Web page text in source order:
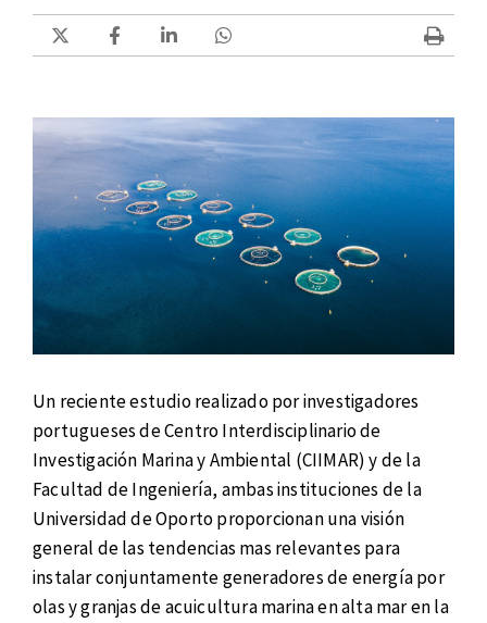
Un reciente estudio realizado por investigadores
portugueses de Centro Interdisciplinario de
Investigación Marina y Ambiental (CIIMAR) y de la
Facultad de Ingeniería, ambas instituciones de la
Universidad de Oporto proporcionan una visión
general de las tendencias mas relevantes para
instalar conjuntamente generadores de energía por
olas y granjas de acuicultura marina en alta mar en la